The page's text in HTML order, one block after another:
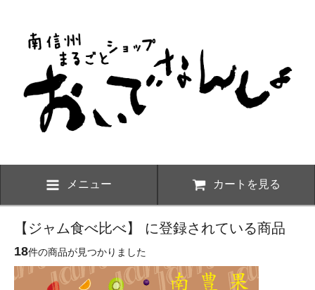
メニュー カートを見る
【ジャム食べ比べ】 に登録されている商品
18件の商品が見つかりました